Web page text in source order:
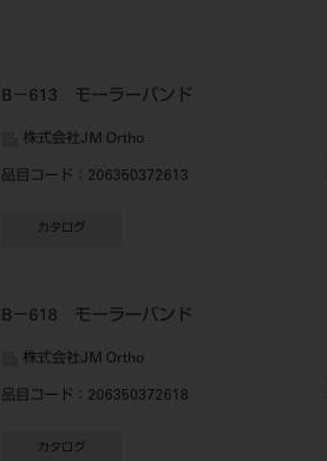
B－613 モーラーバンド
株式会社JM Ortho
品目コード ：206350372613
カタログ
B－618 モーラーバンド
株式会社JM Ortho
品目コード ：206350372618
カタログ